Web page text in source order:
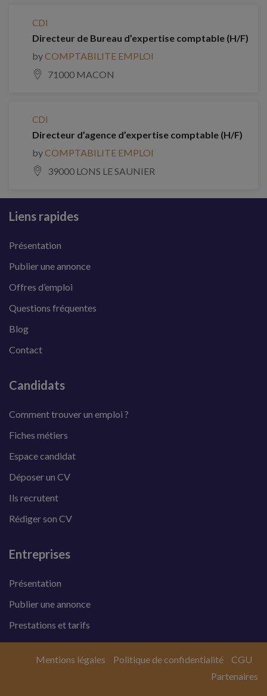
CDI
Directeur de Bureau d’expertise comptable (H/F)
byCOMPTABILITE EMPLOI
71000 MACON
CDI
Directeur d’agence d’expertise comptable (H/F)
byCOMPTABILITE EMPLOI
39000 LONS LE SAUNIER
Liens rapides
Présentation
Publier une annonce
Offres d’emploi
Questions fréquentes
Blog
Contact
Candidats
Comment trouver un emploi ?
Fiches métiers
Espace candidat
Déposer un CV
Ils recrutent
Rédiger son CV
Entreprises
Présentation
Publier une annonce
Prestations et tarifs
Mentions légales Politique de confidentialité
CGU
Partenaires